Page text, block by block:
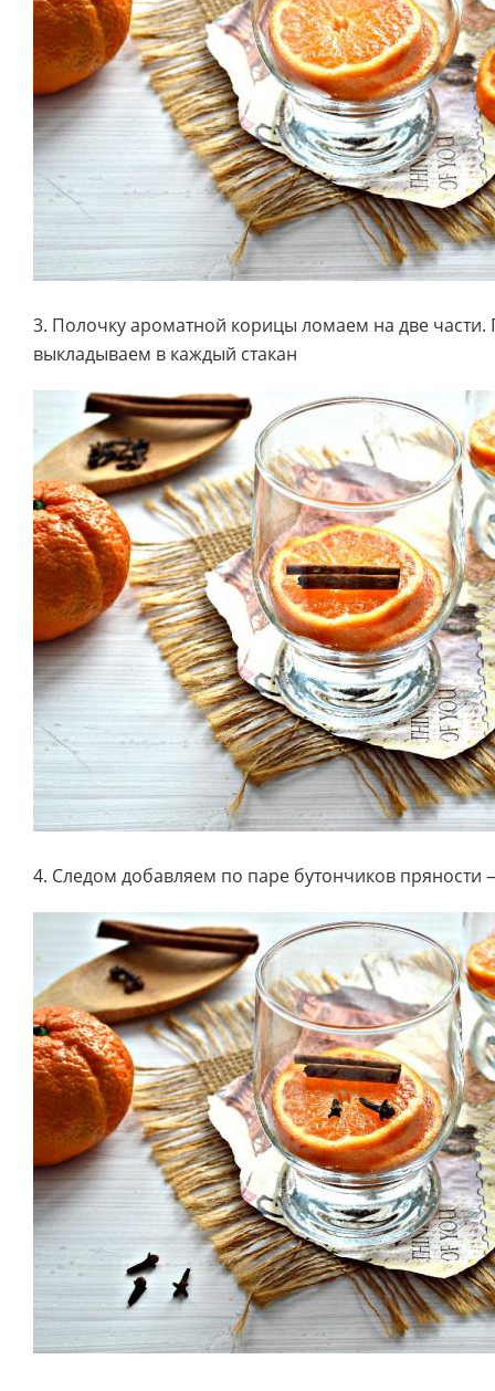
3. Полочку ароматной корицы ломаем на две части.
выкладываем в каждый стакан
4. Следом добавляем по паре бутончиков пряности